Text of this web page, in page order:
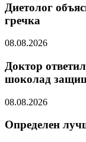
Диетолог
гречка
08.08.2026
Доктор
шоколад
08.08.2026
Определен